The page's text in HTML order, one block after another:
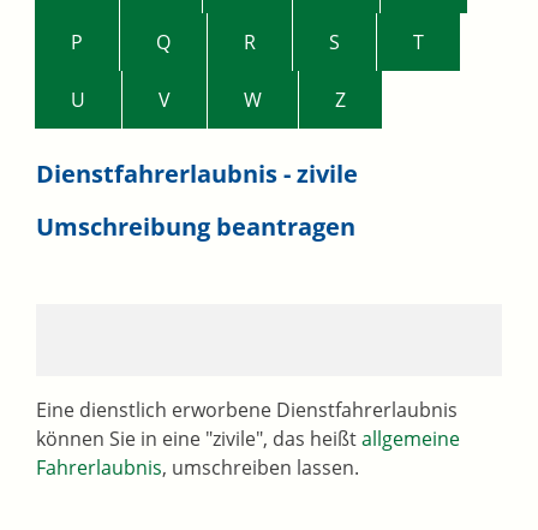
P Q R S T
U V W Z
Dienstfahrerlaubnis - zivile
Umschreibung beantragen
Eine dienstlich erworbene Dienstfahrerlaubnis
können Sie in eine "zivile", das heißtallgemeine
Fahrerlaubnis, umschreiben lassen.